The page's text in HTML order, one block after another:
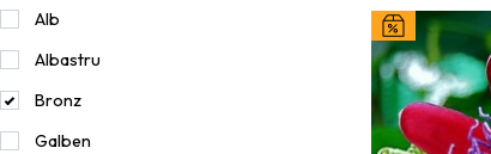
Alb
Albastru
Bronz
Galben
Adaptate
Întreținere